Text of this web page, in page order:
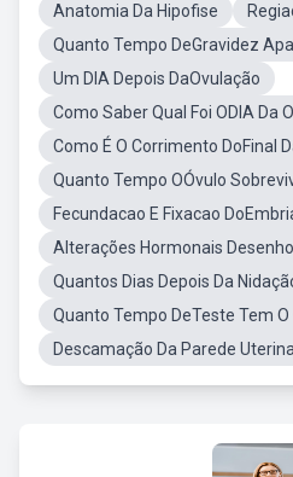
Anatomia Da Hipofise
Quanto Tempo DeGravidez
Um DIA Depois DaOvulação
Como Saber Qual Foi ODIA Da
Como É O Corrimento DoFinal
Quanto Tempo OÓvulo
Fecundacao E Fixacao
Alterações Hormonais Desenho
Quantos Dias Depois Da
Quanto Tempo DeTeste Tem O
Descamação Da Parede Uterina